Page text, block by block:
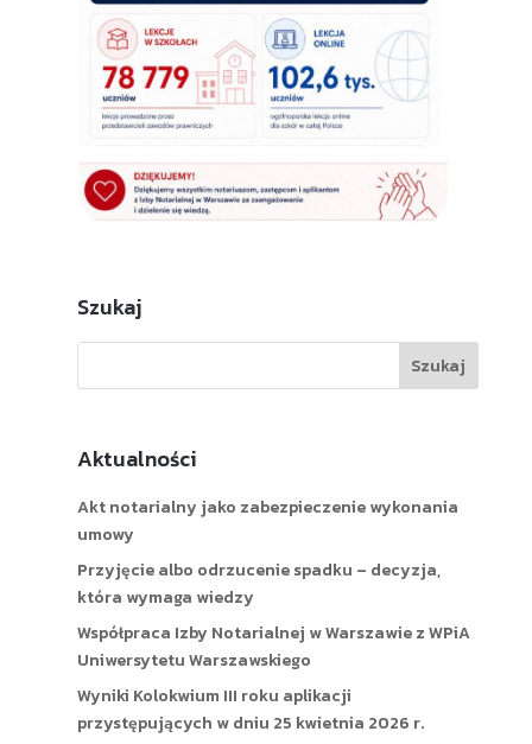
Szukaj
Aktualności
Akt notarialny jako zabezpieczenie wykonania
umowy
Przyjęcie albo odrzucenie spadku – decyzja,
która wymaga wiedzy
Współpraca Izby Notarialnej w Warszawie z WPiA
Uniwersytetu Warszawskiego
Wyniki Kolokwium III roku aplikacji
przystępujących w dniu 25 kwietnia 2026 r.